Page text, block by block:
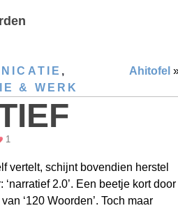
Ahitofel
,
& WERK
1
vertelt, schijnt bovendien herstel
2.0’. Een beetje kort door
‘120 Woorden’. Toch maar